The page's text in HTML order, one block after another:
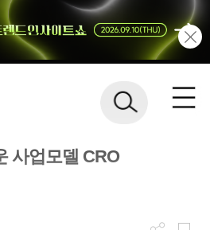
사업모델 CRO